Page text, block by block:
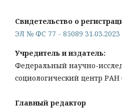
Свидетельство о
ЭЛ № ФС 77 - 85089 31.03.2023
Учредитель и издатель:
Федеральный научно-
социологический центр
Главный редактор